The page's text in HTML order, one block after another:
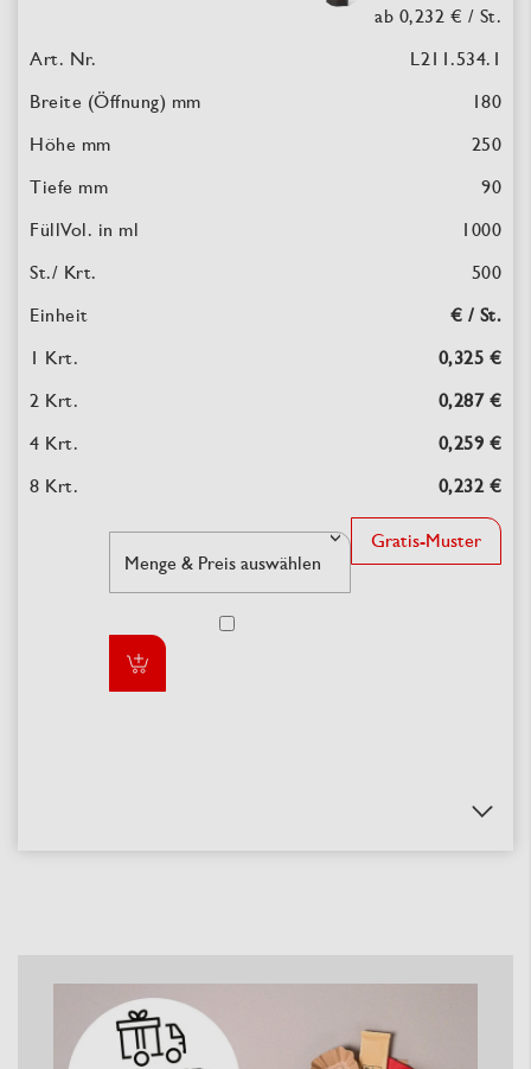
ab 0,232 € / St.
L211.534.1
180
250
90
1000
500
€ / St.
0,325 €
0,287 €
0,259 €
0,232 €
Gratis-Muster